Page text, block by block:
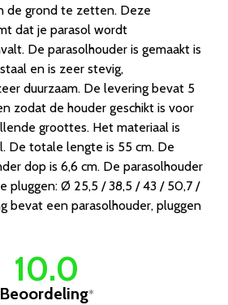
de grond te zetten. Deze
dat je parasol wordt
De parasolhouder is gemaakt is
en is zeer stevig,
duurzaam. De levering bevat 5
zodat de houder geschikt is voor
groottes. Het materiaal is
De totale lengte is 55 cm. De
dop is 6,6 cm. De parasolhouder
pluggen: Ø 25,5 / 38,5 / 43 / 50,7 /
bevat een parasolhouder, pluggen
10.0
Beoordeling*